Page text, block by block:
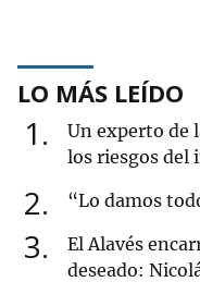
LO MÁS LEÍDO
1
Un experto de
los riesgos del
2 “Lo damos
3
El Alavés
deseado: